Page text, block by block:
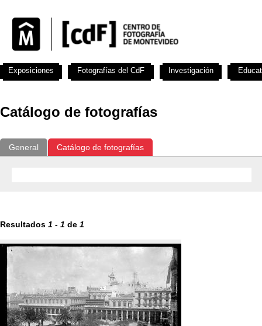
Catálogo de fotografías
General Catálogo de fotografías
Resultados 1 - 1 de 1
Exposiciones Fotografías del CdF Investigación